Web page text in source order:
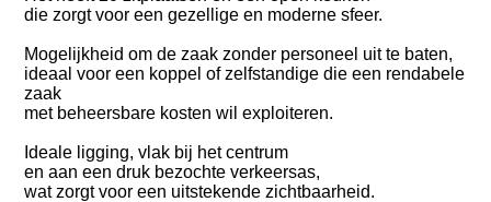
die zorgt voor een gezellige en moderne sfeer.
Mogelijkheid om de zaak zonder personeel uit te baten,
ideaal voor een koppel of zelfstandige die een rendabele
zaak
met beheersbare kosten wil exploiteren.
Ideale ligging, vlak bij het centrum
en aan een druk bezochte verkeersas,
wat zorgt voor een uitstekende zichtbaarheid.